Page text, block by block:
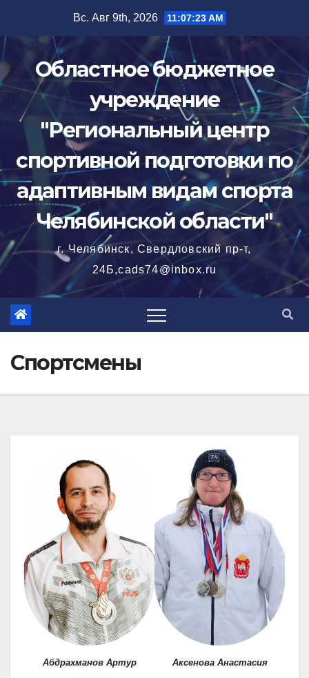
содержимому
Вс. Авг 9th, 2026 11:07:26 AM
Областное бюджетное
учреждение
"Региональный центр
спортивной подготовки по
адаптивным видам спорта
Челябинской области"
г. Челябинск, Свердловский пр-т,
24Б,cads74@inbox.ru
Спортсмены
Абдрахманов Артур Аксенова Анастасия